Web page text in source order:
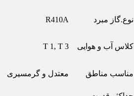
نوع.گاز مبرد R410A
کلاس آب و هوایی T 1, T 3
مناسب مناطق معتدل و گرمسیری